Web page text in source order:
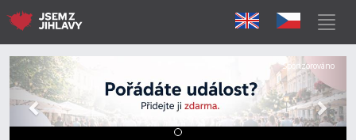
Předchozí Další
Sponzorováno